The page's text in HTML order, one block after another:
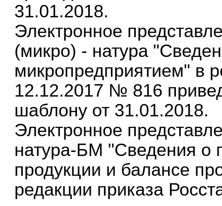
31.01.2018.
Электронное
(микро) - натура
микропредприятием" в
12.12.2017 № 816
шаблону от 31.01.2018.
Электронное
натура-БМ "Сведения о
продукции и балансе
редакции приказа